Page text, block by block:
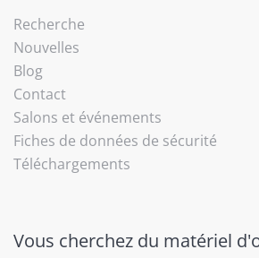
Recherche
Nouvelles
Blog
Contact
Salons et événements
Fiches de données de sécurité
Téléchargements
Vous cherchez du matériel